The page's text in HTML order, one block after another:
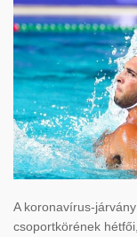
A koronavírus-
csoportkörének